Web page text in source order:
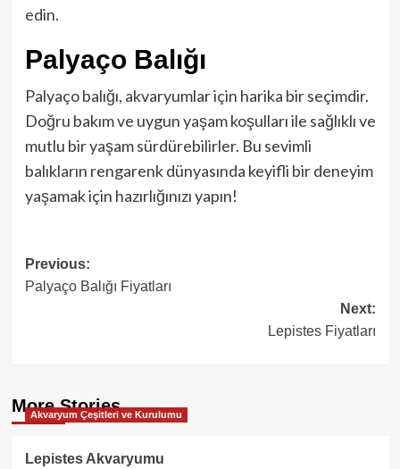
edin.
Palyaço Balığı
Palyaço balığı, akvaryumlar için harika bir seçimdir.
Doğru bakım ve uygun yaşam koşulları ile sağlıklı ve
mutlu bir yaşam sürdürebilirler. Bu sevimli
balıkların rengarenk dünyasında keyifli bir deneyim
yaşamak için hazırlığınızı yapın!
Post
navigation
Previous:
Palyaço Balığı Fiyatları
Next:
Lepistes Fiyatları
More Stories
Akvaryum Çeşitleri ve Kurulumu
Lepistes Akvaryumu